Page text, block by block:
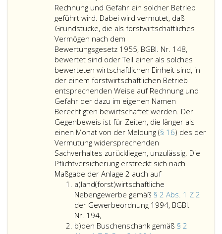
Rechnung und Gefahr ein solcher Betrieb
geführt wird. Dabei wird vermutet, daß
Grundstücke, die als forstwirtschaftliches
Vermögen nach dem
Bewertungsgesetz 1955, BGBl. Nr. 148,
bewertet sind oder Teil einer als solches
bewerteten wirtschaftlichen Einheit sind, in
der einem forstwirtschaftlichen Betrieb
entsprechenden Weise auf Rechnung und
Gefahr der dazu im eigenen Namen
Berechtigten bewirtschaftet werden. Der
Gegenbeweis ist für Zeiten, die länger als
einen Monat von der Meldung (§ 16) des der
Vermutung widersprechenden
Sachverhaltes zurückliegen, unzulässig. Die
Pflichtversicherung erstreckt sich nach
Maßgabe der Anlage 2 auch aufPersonen,
die
auf
ihre
und
a)Litera
a
land(forst)wirtschaftliche
Nebengewerbe gemäß § 2 Abs. 1 Z 2
der Gewerbeordnung 1994, BGBl.
Nr. 194,land(forst)wirtschaftliche
Nebengewerbe
b)Litera
den Buschenschank gemäß § 2